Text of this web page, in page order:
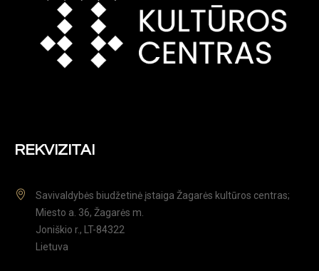
REKVIZITAI
Savivaldybės biudžetinė įstaiga Žagarės kultūros centras;
Miesto a. 36, Žagarės m.
Joniškio r., LT-84322
Lietuva